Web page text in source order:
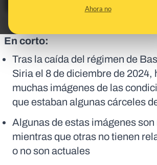
Ahora no
En corto:
Tras la caída del régimen de
Siria el 8 de diciembre de 2024,
muchas imágenes de las
que estaban algunas cárceles
Algunas de estas imágenes son
mientras que otras no tienen
o no son actuales